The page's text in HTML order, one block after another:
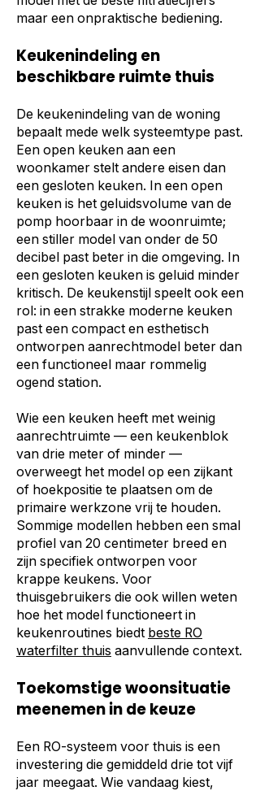
maar een onpraktische bediening.
Keukenindeling en
beschikbare ruimte thuis
De keukenindeling van de woning
bepaalt mede welk systeemtype past.
Een open keuken aan een
woonkamer stelt andere eisen dan
een gesloten keuken. In een open
keuken is het geluidsvolume van de
pomp hoorbaar in de woonruimte;
een stiller model van onder de 50
decibel past beter in die omgeving. In
een gesloten keuken is geluid minder
kritisch. De keukenstijl speelt ook een
rol: in een strakke moderne keuken
past een compact en esthetisch
ontworpen aanrechtmodel beter dan
een functioneel maar rommelig
ogend station.
Wie een keuken heeft met weinig
aanrechtruimte — een keukenblok
van drie meter of minder —
overweegt het model op een zijkant
of hoekpositie te plaatsen om de
primaire werkzone vrij te houden.
Sommige modellen hebben een smal
profiel van 20 centimeter breed en
zijn specifiek ontworpen voor
krappe keukens. Voor
thuisgebruikers die ook willen weten
hoe het model functioneert in
keukenroutines biedt beste RO
waterfilter thuis aanvullende context.
Toekomstige woonsituatie
meenemen in de keuze
Een RO-systeem voor thuis is een
investering die gemiddeld drie tot vijf
jaar meegaat. Wie vandaag kiest,